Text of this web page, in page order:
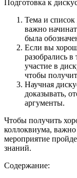
Подготовка к
Тема и список
важно
была
Если вы
разобрались
участие в
чтобы
Научная
доказывать,
аргументы.
Чтобы получить
коллоквиума,
мероприятие
знаний.
Содержание: